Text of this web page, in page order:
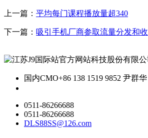
上一篇： 平均每门课程播放量超340
下一篇： 吸引手机厂商参取流量分发和收
国内CMO+86 138 1519 9852 尹群华
0511-86266688
0511-86266688
DLS88SS@126.com